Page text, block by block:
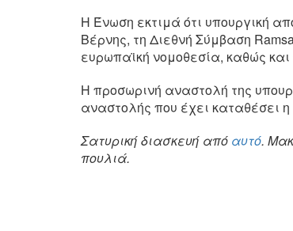
Η Ένωση εκτιμά ότι υπουργική
Βέρνης, τη Διεθνή Σύμβαση
ευρωπαϊκή νομοθεσία, καθώς
Η προσωρινή αναστολή της
αναστολής που έχει καταθέσει
Σατυρική διασκευή από αυτό.
πουλιά.